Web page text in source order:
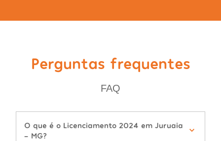
Perguntas frequentes
FAQ
O que é o Licenciamento 2024 em Juruaia
- MG?